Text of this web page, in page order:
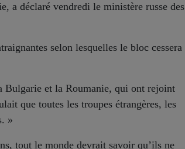
a déclaré vendredi le ministère russe des
selon lesquelles le bloc cessera
Bulgarie et la Roumanie, qui ont rejoint
que toutes les troupes étrangères, les
»
tout le monde devrait savoir qu’ils ne